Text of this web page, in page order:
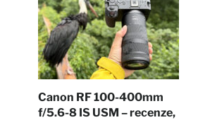
Canon RF 100-400mm
f/5.6-8 IS USM – recenze,